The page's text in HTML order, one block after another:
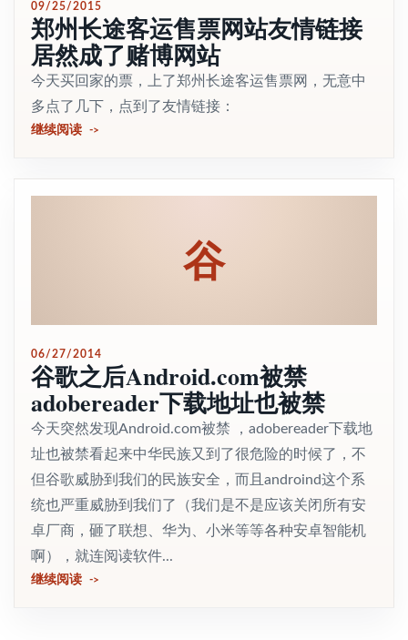
09/25/2015
郑州长途客运售票网站友情链接
居然成了赌博网站
今天买回家的票，上了郑州长途客运售票网，无意中
多点了几下，点到了友情链接：
继续阅读
谷
06/27/2014
谷歌之后Android.com被禁
adobereader下载地址也被禁
今天突然发现Android.com被禁 ，adobereader下载地
址也被禁看起来中华民族又到了很危险的时候了，不
但谷歌威胁到我们的民族安全，而且androind这个系
统也严重威胁到我们了（我们是不是应该关闭所有安
卓厂商，砸了联想、华为、小米等等各种安卓智能机
啊），就连阅读软件...
继续阅读